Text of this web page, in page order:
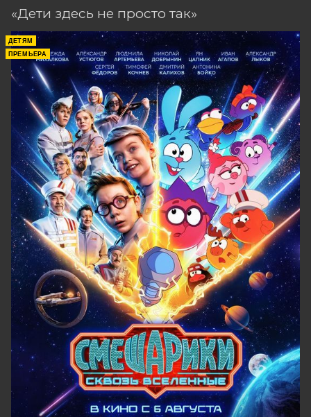
«Дети здесь не просто так»
ДЕТЯМ
ПРЕМЬЕРА